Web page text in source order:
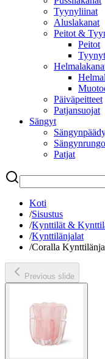
Tyynyliinat
Aluslakanat
Peitot &
Peitot
Tyynyt
Päiväpeitteet
Patjansuojat
Sängyt
Patjat
Etsi
Koti
/Sisustus
/Kynttilät &
/Kynttilänjalat
/Coralla
Previous slide